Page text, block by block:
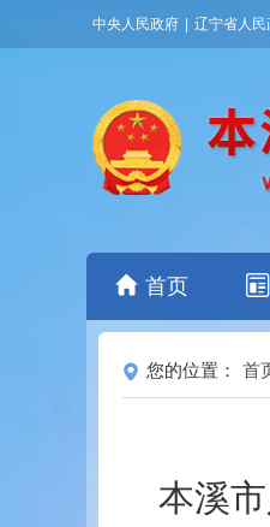
中央人民政府 辽宁省人民
首页
您的位置： 首
本溪